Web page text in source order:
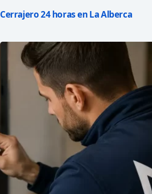
Cerrajero 24 horas en La Alberca